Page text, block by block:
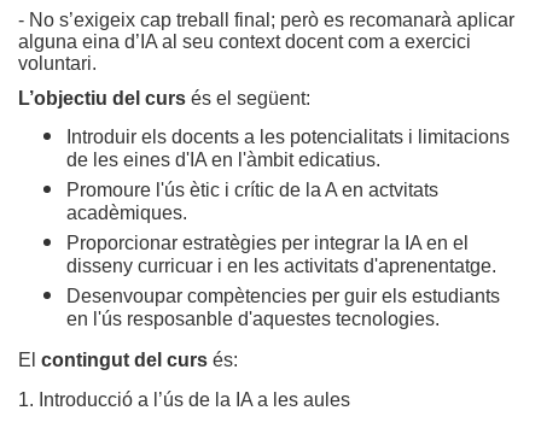
- No s’exigeix cap treball final; però es recomanarà aplicar
alguna eina d’IA al seu context docent com a exercici
voluntari.
L’objectiu del curs és el següent:
Introduir els docents a les potencialitats i limitacions
de les eines d'IA en l'àmbit edicatius.
Promoure l'ús ètic i crític de la A en actvitats
acadèmiques.
Proporcionar estratègies per integrar la IA en el
disseny curricuar i en les activitats d'aprenentatge.
Desenvoupar compètencies per guir els estudiants
en l'ús resposanble d'aquestes tecnologies.
El contingut del curs és:
1. Introducció a l’ús de la IA a les aules